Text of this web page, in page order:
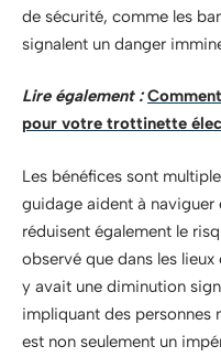
de sécurité, comme les
signalent un danger
Lire également :
pour votre trottinette
Les bénéfices sont
guidage aident à naviguer
réduisent également le
observé que dans les
y avait une diminution
impliquant des personnes
est non seulement un